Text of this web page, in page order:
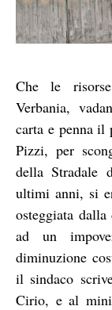
Che le
Verbania,
carta e penna
Pizzi, per
della Stradale
ultimi anni, si
osteggiata
ad un
diminuzione
il sindaco
Cirio, e al